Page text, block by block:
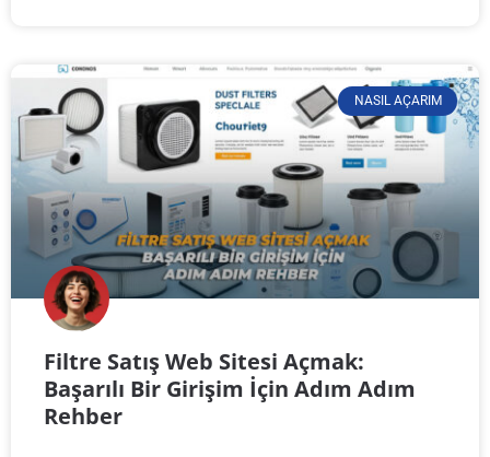
NASIL AÇARIM
Filtre Satış Web Sitesi Açmak:
Başarılı Bir Girişim İçin Adım Adım
Rehber